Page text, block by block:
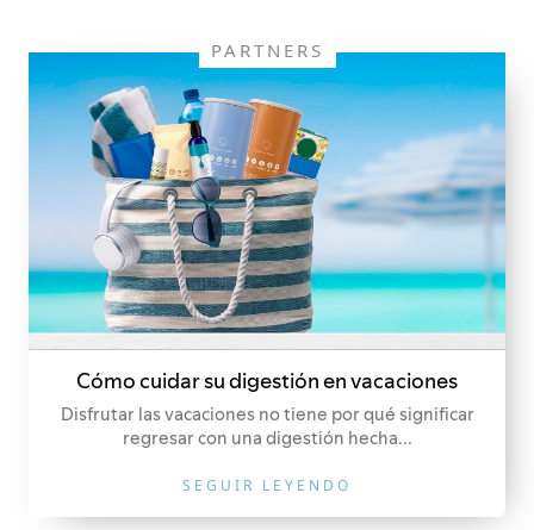
PARTNERS
Cómo cuidar su digestión en vacaciones
Disfrutar las vacaciones no tiene por qué significar
regresar con una digestión hecha...
SEGUIR LEYENDO